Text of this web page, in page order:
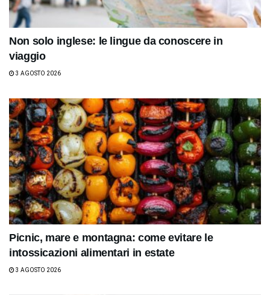
Non solo inglese: le lingue da conoscere in
viaggio
3 AGOSTO 2026
Picnic, mare e montagna: come evitare le
intossicazioni alimentari in estate
3 AGOSTO 2026